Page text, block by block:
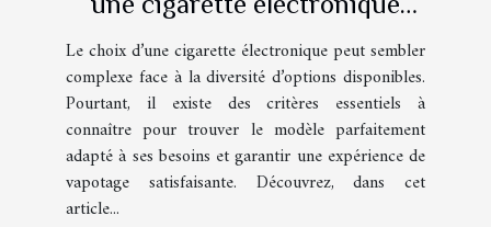
adaptée à vos besoins
Le choix d’une cigarette électronique peut sembler
complexe face à la diversité d’options disponibles.
Pourtant, il existe des critères essentiels à
connaître pour trouver le modèle parfaitement
adapté à ses besoins et garantir une expérience de
vapotage satisfaisante. Découvrez, dans cet
article...